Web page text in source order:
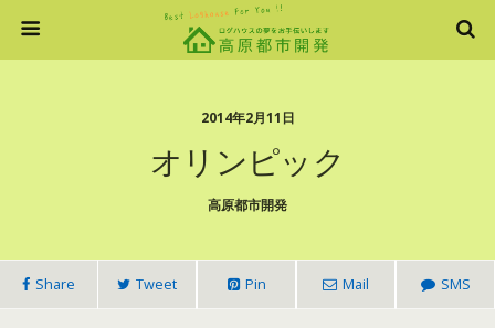
2014年2月11日
オリンピック
高原都市開発
Share Tweet Pin Mail SMS